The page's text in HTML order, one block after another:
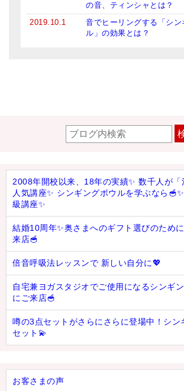
の音、ティンシャとは？
2019.10.1
音でヒーリングする「シン
ル」の効果とは？
2008年開校以来、18年の実績✨ 数千人が「
人気講座✨ シンギングボウルを学ぶなら
級講座✨
結婚10周年✨奥さまへのギフト選びのため
来店🥣
倍音呼吸法レッスンで 新しい自分に💖
自宅兼ヨガスタジオでご使用になるシンギ
にご来店🥣
噂の3点セットがさらにさらに登場中！シン
セット💫
お客さまの声